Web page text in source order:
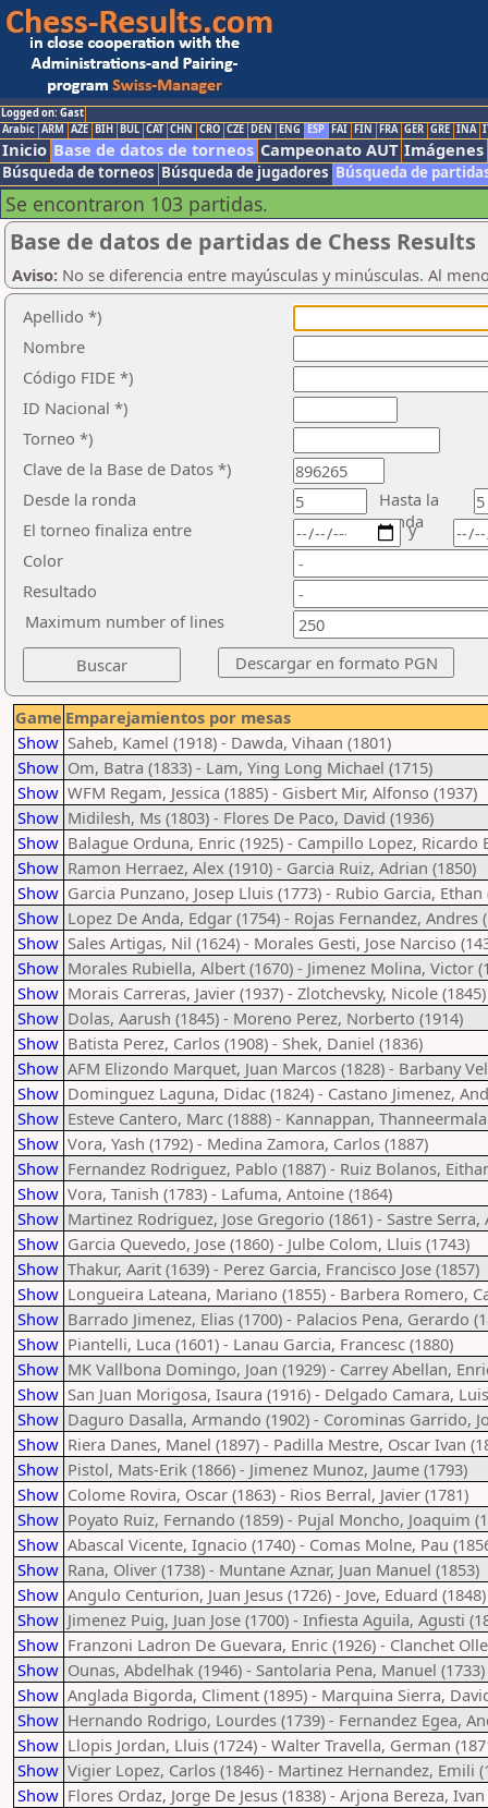
Logged on: Gast
Arabic ARM AZE BIH BUL CAT CHN CRO CZE DEN ENG ESP FAI FIN FRA GER GRE INA
Inicio Base de datos de torneos Campeonato AUT Imágenes
Búsqueda de torneos Búsqueda de jugadores Búsqueda de
Se encontraron 103 partidas.
Base de datos de partidas de Chess Results
Aviso: No se diferencia entre mayúsculas y minúsculas. Al
Apellido *)
Nombre
Código FIDE *)
ID Nacional *)
Torneo *)
Clave de la Base de Datos *)
Desde la ronda
Hasta la
ronda
El torneo finaliza entre
Color
Resultado
y
Maximum number of lines
Game Emparejamientos por mesas
Show Saheb, Kamel (1918) - Dawda, Vihaan (1801)
Show Om, Batra (1833) - Lam, Ying Long Michael (1715)
Show WFM Regam, Jessica (1885) - Gisbert Mir, Alfonso (1937)
Show Midilesh, Ms (1803) - Flores De Paco, David (1936)
Show Balague Orduna, Enric (1925) - Campillo Lopez, Ricardo
Show Ramon Herraez, Alex (1910) - Garcia Ruiz, Adrian (1850)
Show Garcia Punzano, Josep Lluis (1773) - Rubio Garcia, Ethan
Show Lopez De Anda, Edgar (1754) - Rojas Fernandez, Andres
Show Sales Artigas, Nil (1624) - Morales Gesti, Jose Narciso
Show Morales Rubiella, Albert (1670) - Jimenez Molina, Victor
Show Morais Carreras, Javier (1937) - Zlotchevsky, Nicole (1845)
Show Dolas, Aarush (1845) - Moreno Perez, Norberto (1914)
Show Batista Perez, Carlos (1908) - Shek, Daniel (1836)
Show AFM Elizondo Marquet, Juan Marcos (1828) - Barbany
Show Dominguez Laguna, Didac (1824) - Castano Jimenez,
Show Esteve Cantero, Marc (1888) - Kannappan,
Show Vora, Yash (1792) - Medina Zamora, Carlos (1887)
Show Fernandez Rodriguez, Pablo (1887) - Ruiz Bolanos,
Show Vora, Tanish (1783) - Lafuma, Antoine (1864)
Show Martinez Rodriguez, Jose Gregorio (1861) - Sastre Serra,
Show Garcia Quevedo, Jose (1860) - Julbe Colom, Lluis (1743)
Show Thakur, Aarit (1639) - Perez Garcia, Francisco Jose (1857)
Show Longueira Lateana, Mariano (1855) - Barbera Romero,
Show Barrado Jimenez, Elias (1700) - Palacios Pena, Gerardo
Show Piantelli, Luca (1601) - Lanau Garcia, Francesc (1880)
Show MK Vallbona Domingo, Joan (1929) - Carrey Abellan,
Show San Juan Morigosa, Isaura (1916) - Delgado Camara,
Show Daguro Dasalla, Armando (1902) - Corominas Garrido,
Show Riera Danes, Manel (1897) - Padilla Mestre, Oscar Ivan
Show Pistol, Mats-Erik (1866) - Jimenez Munoz, Jaume (1793)
Show Colome Rovira, Oscar (1863) - Rios Berral, Javier (1781)
Show Poyato Ruiz, Fernando (1859) - Pujal Moncho, Joaquim
Show Abascal Vicente, Ignacio (1740) - Comas Molne, Pau
Show Rana, Oliver (1738) - Muntane Aznar, Juan Manuel (1853)
Show Angulo Centurion, Juan Jesus (1726) - Jove, Eduard (1848)
Show Jimenez Puig, Juan Jose (1700) - Infiesta Aguila, Agusti
Show Franzoni Ladron De Guevara, Enric (1926) - Clanchet
Show Ounas, Abdelhak (1946) - Santolaria Pena, Manuel (1733)
Show Anglada Bigorda, Climent (1895) - Marquina Sierra,
Show Hernando Rodrigo, Lourdes (1739) - Fernandez Egea,
Show Llopis Jordan, Lluis (1724) - Walter Travella, German
Show Vigier Lopez, Carlos (1846) - Martinez Hernandez, Emili
Show Flores Ordaz, Jorge De Jesus (1838) - Arjona Bereza, Ivan